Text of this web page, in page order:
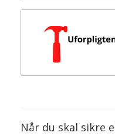
Når du skal sikre